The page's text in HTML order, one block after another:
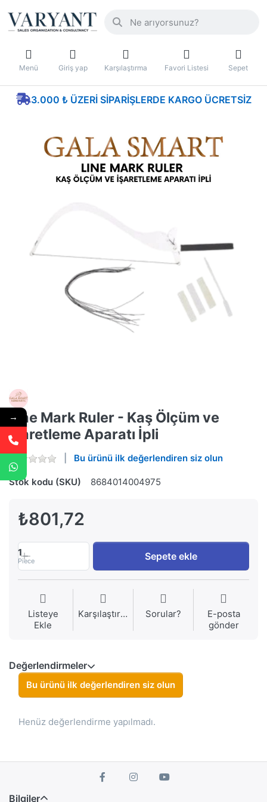
Menü Giriş yap Karşılaştırma Favori Listesi Sepet
3.000 ₺ ÜZERI SIPARIŞLERDE KARGO ÜCRETSIZ
Line Mark Ruler - Kaş Ölçüm ve
İşaretleme Aparatı İpli
Bu ürünü ilk değerlendiren siz olun
Stok kodu (SKU) 8684014004975
₺801,72
1
Piece Sepete ekle
Listeye
Ekle
Karşılaştırma Sorular?
E-posta
gönder
Değerlendirmeler
Bu ürünü ilk değerlendiren siz olun
Henüz değerlendirme yapılmadı.
Bilgiler
→